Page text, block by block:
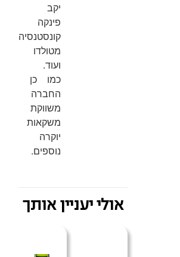
יקב
פינקה
קונסטנסיה
מטולדו
ועוד.
כמו כן
החברה
משווקת
משקאות
יוקרה
נוספים.
אולי יעניין אותך